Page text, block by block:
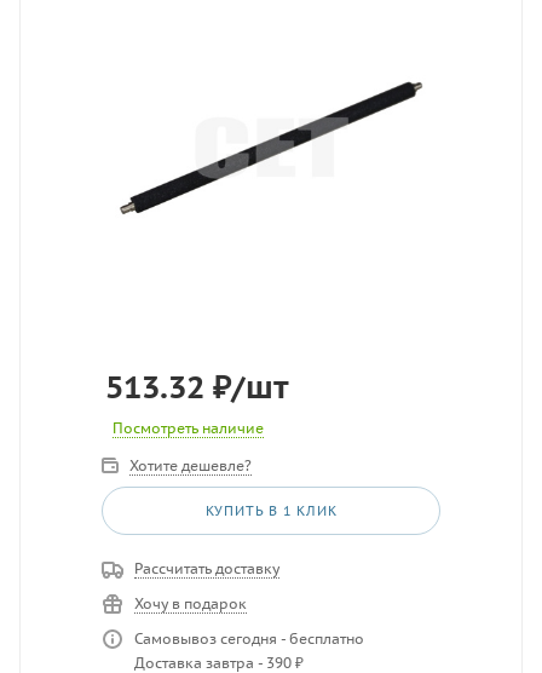
513.32 ₽/шт
Посмотреть наличие
Хотите дешевле?
КУПИТЬ В 1 КЛИК
Рассчитать доставку
Хочу в подарок
Самовывоз сегодня - бесплатно
Доставка завтра - 390 ₽